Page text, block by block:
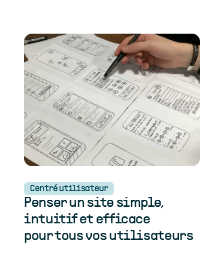
Centré utilisateur
Penser un site simple,
intuitif et efficace
pour tous vos utilisateurs